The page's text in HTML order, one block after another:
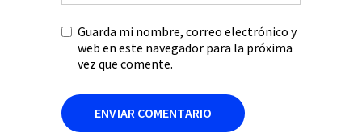
Guarda mi nombre, correo electrónico y
web en este navegador para la próxima
vez que comente.